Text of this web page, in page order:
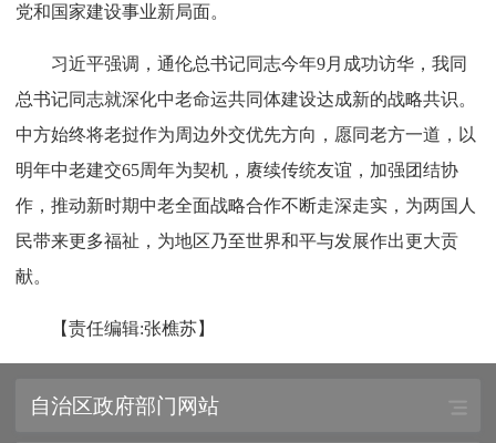
党和国家建设事业新局面。
习近平强调，通伦总书记同志今年9月成功访华，我同
总书记同志就深化中老命运共同体建设达成新的战略共识。
中方始终将老挝作为周边外交优先方向，愿同老方一道，以
明年中老建交65周年为契机，赓续传统友谊，加强团结协
作，推动新时期中老全面战略合作不断走深走实，为两国人
民带来更多福祉，为地区乃至世界和平与发展作出更大贡
献。
【责任编辑:张樵苏】
自治区政府部门网站